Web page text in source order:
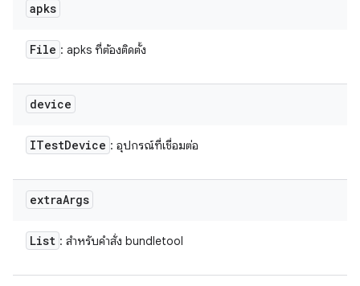
apks
File : apks ที่ต้องติดตั้ง
device
ITestDevice : อุปกรณ์ที่เชื่อมต่อ
extraArgs
List : สำหรับคำสั่ง bundletool